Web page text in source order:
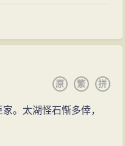
三凤”等。继吴宽之
力量如“吴中四才子”
文学观点是复古的，
古范围上，他不专于
宗敕令修《大明会
任副总裁。
拼
繁
原
。太湖怪石惭多倖，